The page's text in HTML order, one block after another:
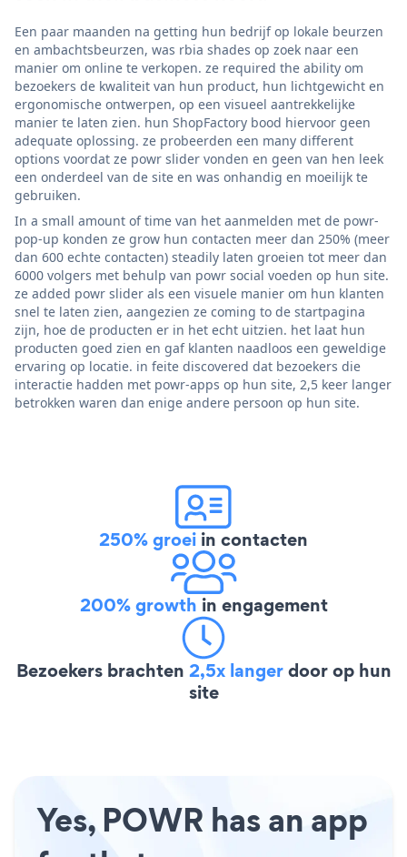
Een paar maanden na getting hun bedrijf op lokale beurzen
en ambachtsbeurzen, was rbia shades op zoek naar een
manier om online te verkopen. ze required the ability om
bezoekers de kwaliteit van hun product, hun lichtgewicht en
ergonomische ontwerpen, op een visueel aantrekkelijke
manier te laten zien. hun ShopFactory bood hiervoor geen
adequate oplossing. ze probeerden een many different
options voordat ze powr slider vonden en geen van hen leek
een onderdeel van de site en was onhandig en moeilijk te
gebruiken.
In a small amount of time van het aanmelden met de powr-
pop-up konden ze grow hun contacten meer dan 250% (meer
dan 600 echte contacten) steadily laten groeien tot meer dan
6000 volgers met behulp van powr social voeden op hun site.
ze added powr slider als een visuele manier om hun klanten
snel te laten zien, aangezien ze coming to de startpagina
zijn, hoe de producten er in het echt uitzien. het laat hun
producten goed zien en gaf klanten naadloos een geweldige
ervaring op locatie. in feite discovered dat bezoekers die
interactie hadden met powr-apps op hun site, 2,5 keer langer
betrokken waren dan enige andere persoon op hun site.
250% groei in contacten
200% growth in engagement
Bezoekers brachten 2,5x langerdoor op hun
site
Yes, POWR has an app